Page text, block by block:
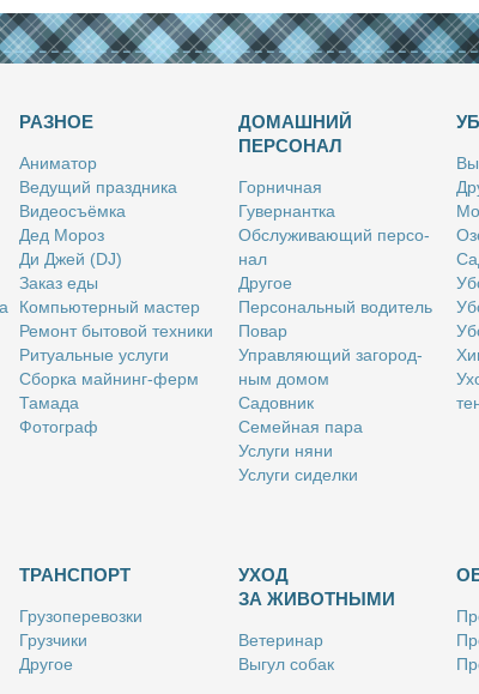
РАЗНОЕ
Ани­ма­тор
Ве­ду­щий празд­ни­ка
Ви­део­съём­ка
Дед Мо­роз
Ди Джей (DJ)
За­каз еды
Ком­пью­тер­ный ма­стер
Ре­монт бы­то­вой тех­ни­ки
Ри­ту­аль­ные услу­ги
Сбор­ка май­нинг-ферм
Та­ма­да
Фо­то­граф
ДОМАШНИЙ
ПЕРСОНАЛ
Гор­нич­ная
Гу­вер­нант­ка
Об­слу­жи­ва­ю­щий пер­со­
нал
Дру­гое
Пер­со­наль­ный во­ди­тель
По­вар
Управ­ля­ю­щий за­го­род­
ным до­мом
Са­дов­ник
Се­мей­ная па­ра
Услу­ги ня­ни
Услу­ги си­дел­ки
ТРАНСПОРТ
Гру­зо­пе­ре­воз­ки
Груз­чи­ки
Дру­гое
УХОД
ЗА ЖИВОТНЫМИ
Ве­те­ри­нар
Вы­гул со­бак